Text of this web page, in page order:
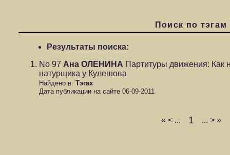
Поиск по тэгам
Результаты поиска:
No 97 Ана ОЛЕНИНА Партитуры движения: Как
натурщика у Кулешова
Найдено в: Тэгах
Дата публикации на сайте 06-09-2011
« < ... 1 ... > »